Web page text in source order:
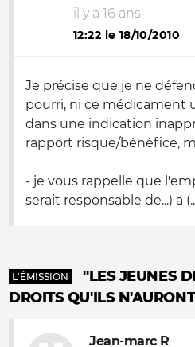
il y a 16 ans
12:22 le 18/10/2010
Je précise que je ne
pourri, ni ce médicament
dans une indication
rapport risque/bénéfice,
- je vous rappelle que
serait responsable de...) a
L'ÉMISSION
"LES JEUNES
DROITS QU'ILS
Jean-marc R